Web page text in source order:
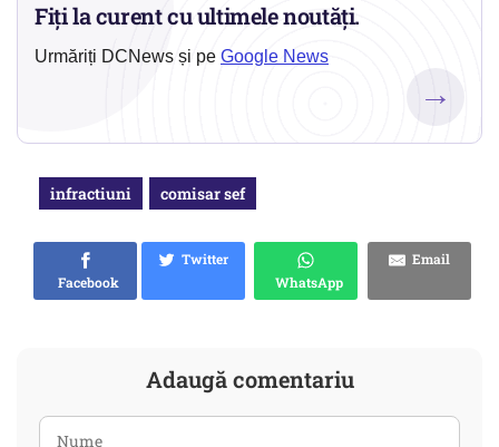
Fiți la curent cu ultimele noutăți.
Urmăriți DCNews și pe Google News
→
infractiuni comisar sef
Facebook
Twitter
WhatsApp
Email
Adaugă comentariu